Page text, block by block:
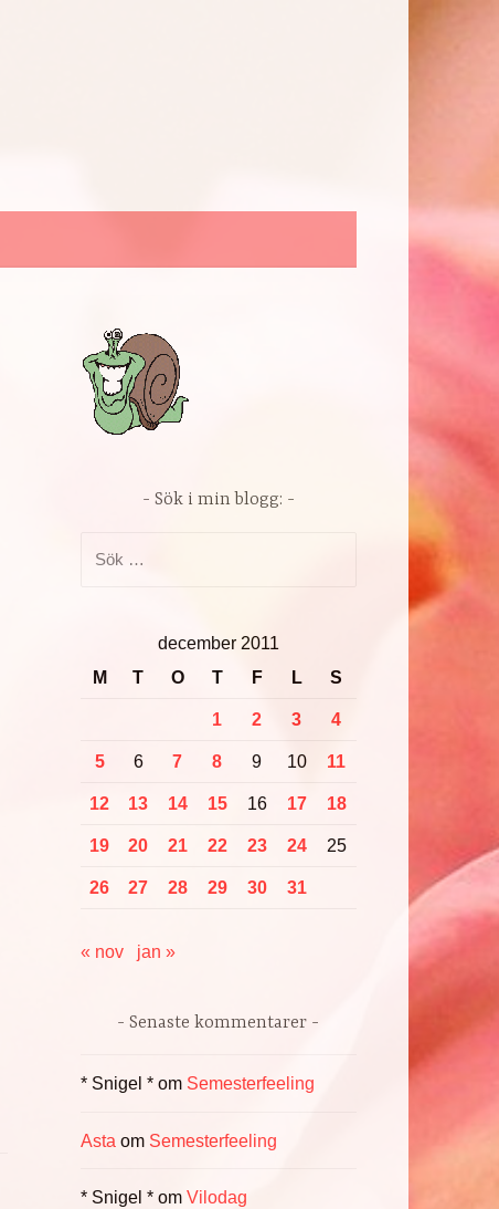
Sök i min blogg:
december 2011
M
T O T F L S
1 2 3 4
5 6 7 8 9 10 11
12 13 14 15 16 17 18
19 20 21 22 23 24 25
26 27 28 29 30 31
« nov jan »
Senaste kommentarer
* Snigel *om Semesterfeeling
Asta om Semesterfeeling
* Snigel *om Vilodag